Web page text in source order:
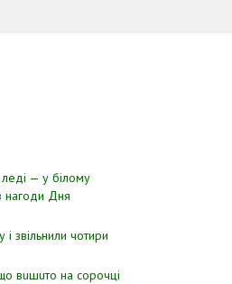
— у білому
нагоди Дня
звiльнили чотири
вuшuтo нa copoчцi